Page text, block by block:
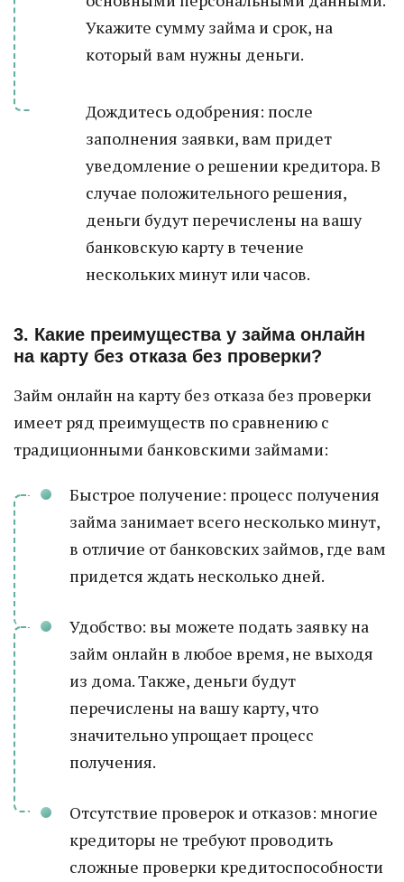
Укажите сумму займа и срок, на
который вам нужны деньги.
Дождитесь одобрения: после
заполнения заявки, вам придет
уведомление о решении кредитора. В
случае положительного решения,
деньги будут перечислены на вашу
банковскую карту в течение
нескольких минут или часов.
3. Какие преимущества у займа онлайн
на карту без отказа без проверки?
Займ онлайн на карту без отказа без проверки
имеет ряд преимуществ по сравнению с
традиционными банковскими займами:
Быстрое получение: процесс получения
займа занимает всего несколько минут,
в отличие от банковских займов, где вам
придется ждать несколько дней.
Удобство: вы можете подать заявку на
займ онлайн в любое время, не выходя
из дома. Также, деньги будут
перечислены на вашу карту, что
значительно упрощает процесс
получения.
Отсутствие проверок и отказов: многие
кредиторы не требуют проводить
сложные проверки кредитоспособности